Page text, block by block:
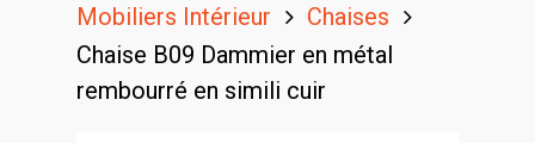
Mobiliers Intérieur
Chaises
Chaise B09 Dammier en métal
rembourré en simili cuir